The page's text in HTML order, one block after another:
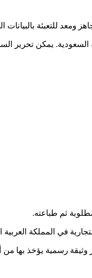
ومعد للتعبئة
في المملكة العربية
رسمية يؤخذ بها